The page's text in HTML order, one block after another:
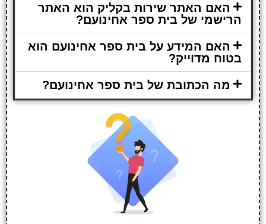
האם האתר שירות בקליק הוא האתר
הרישמי של בית ספר אחינועם?
האם המידע על בית ספר אחינועם הוא
בטוח מדוייק?
מה הכתובת של בית ספר אחינועם?